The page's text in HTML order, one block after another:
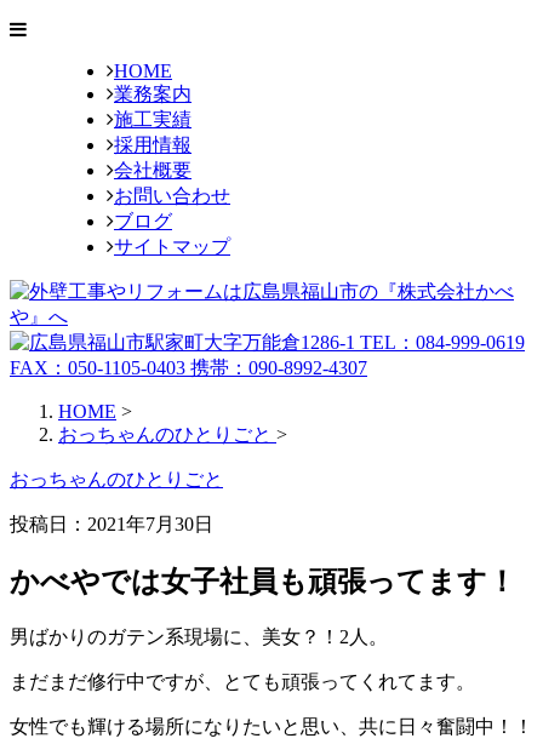
HOME
業務案内
施工実績
採用情報
会社概要
お問い合わせ
ブログ
サイトマップ
HOME >
おっちゃんのひとりごと >
おっちゃんのひとりごと
投稿日：2021年7月30日
かべやでは女子社員も頑張ってます！
男ばかりのガテン系現場に、美女？！2人。
まだまだ修行中ですが、とても頑張ってくれてます。
女性でも輝ける場所になりたいと思い、共に日々奮闘中！！